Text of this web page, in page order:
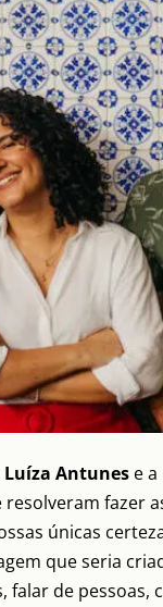
Luíza Antunes e a
fazer
únicas
que seria
falar de